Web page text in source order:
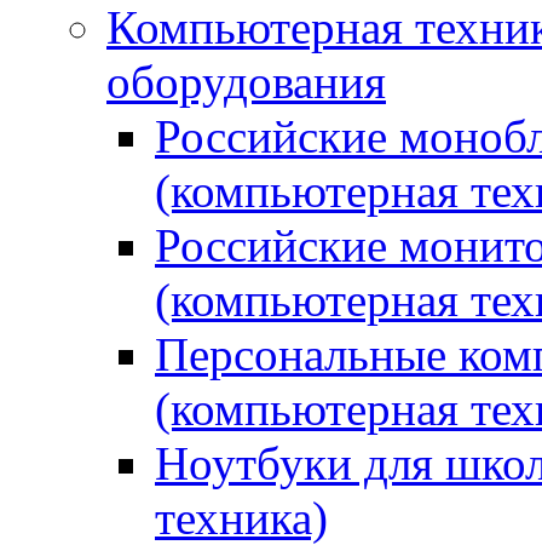
Компьютерная
оборудования
Российские
(компьютерная
Российские
(компьютерная
Персональные
(компьютерная
Ноутбуки для
техника)